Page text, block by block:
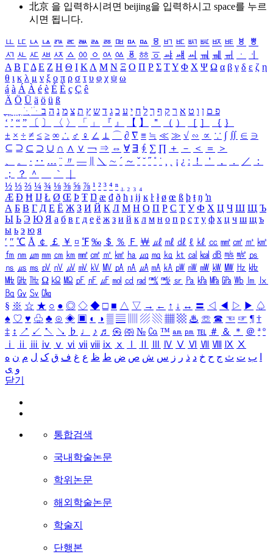
北京 을 입력하시려면 beijing을 입력하시고 space를 누르
시면 됩니다.
ㅥ ㅦ ㅧ ㅨ ㅩ ㅪ ㅫ ㅬ ㅭ ㅮ ㅯ ㅰ ㅱ ㅲ ㅳ ㅴ ㅵ ㅶ ㅷ ㅸ
ㅹ
ㅺ ㅻ ㅼ ㅽ ㅾ ㅿ ㆀ ㆁ ㆂ ㆃ ㆄ ㆅ ㆆ ㆇ ㆈ ㆉ ㆊ ㆋ ㆌ ㆍ
ㆎ
Α Β ΓΔ Ε Ζ Η Θ Ι ΚΛ Μ Ν Ξ Ο Π Ρ Σ ΤΥ Φ Χ Ψ Ω α β γ δ ε ζ η
θ ι κ λ μ ν ξ ο π ρ σ τ υ φ χ ψ ω
á à Á À é è É È ç Ç ê
Ä Ö Ü ä ö ü ß
ִֶֹ ֻּ ׁׂ פ ם ן ו ט א ר ק ף ך ל ח י ע כ ג ד ש ץ ת צ מ נ ה ב
‘ ’ “ ” 〔 〕 〈 〉 「 」 『 』 【 】 ＂ （ ） ［ ］ ｛ ｝
± × ÷ ≠ ≤ ≥ ∞ ∴ ♂ ♀ ∠ ⊥ ⌒ ∂ ∇ ≡ ≒ ≪ ≫ √ ∽ ∝ ∵ ∫ ∬ ∈ ∋
⊆ ⊇ ⊂ ⊃ ∪ ∩ ∧ ∨ ￢ ⇒ ⇔ ∀ ∃ ∮ ∑ ∏ ＋ － ＜ ＝
＞
、
。 · ‥ … ¨ 〃 ― ＼ ∼ ´ ～ ˇ ˘ ˝ ˚ ˙ ¸ ¡ ¿ ː ！ ＇ ， ． ／
：
；
？ ＾ ｀
½ ⅓ ⅔ ¼ ¾ ⅛ ⅜ ⅝ ⅞ ¹ ² ³ ⁴ ⁿ ₁ ₂ ₃ ₄
Æ Ð Ħ Ĳ Ł Ø Œ Þ Ŧ Ŋ æ đ ð ħ ı ĳ ĸ ŀ ł ø œ ß þ ŧ ŋ ŉ
А Б В Г Д Е Ё Ж З И Й К Л М Н О П Р С Т У Ф Х Ц Ч Ш Щ Ъ
Ы Ь Э Ю Я а б в г д е ё ж з и й к л м н о п р с т у ф х ц ч ш щ ъ
ы ь э ю я
′ ″ ℃ Å ￠ ￡ ￥ ¤ ℉ ‰ ＄ ％ Ｆ ￦ ㎕ ㎖ ㎗ ℓ ㎘ ㏄ ㎣ ㎤ ㎥ ㎦
㎙ ㎚ ㎛ ㎜ ㎝ ㎞ ㎟ ㎠ ㎡ ㎢ ㏊ ㎍ ㎎ ㎏ ㏏ ㎈ ㎉ ㏈ ㎧ ㎨ ㎰
㎱ ㎲ ㎳ ㎴ ㎵ ㎶ ㎷ ㎸ ㎹ ㎀ ㎁ ㎂ ㎃ ㎄ ㎺ ㎻ ㎽ ㎾ ㎿ ㎐ ㎑
㎒ ㎓ ㎔ Ω ㏀ ㏁ ㎊ ㎋ ㎌ ㏖ ㏅ ㎭ ㎮ ㎯ ㏛ ㎩ ㎪ ㎫ ㎬ ㏝ ㏐
㏓
㏃ ㏉ ㏜ ㏆
§ ※ ☆ ★ ○ ● ◎ ◇ ◆ □ ■ △ ▽ → ← ↑ ↓ ↔ 〓 ◁ ◀ ▷ ▶ ♤
♠ ♡ ♥ ♧ ♣ ⊙ ◈ ▣ ◐ ◑ ▒ ▤ ▨ ▧ ▦ ▩ ♨ ☏ ☎ ☜ ☞ ¶ †
‡ ↕ ↗ ↙ ↖ ↘ ♭ ♩ ♪ ♬ ㉿ ㈜ № ㏇ ™ ㏂ ㏘ ℡ ＃ ＆ ＊ ＠ ª º
ⅰ
ⅱ ⅲ ⅳ ⅴ ⅵ ⅶ ⅷ ⅸ ⅹ Ⅳ Ⅴ Ⅵ Ⅶ Ⅷ Ⅸ Ⅹ
ب ت ث ج ح خ د ذ ر ز س ش ص ض ط ظ ع غ ف ق ک ل م ن ه
و ی
닫기
통합검색
국내학술논문
학위논문
해외학술논문
학술지
단행본